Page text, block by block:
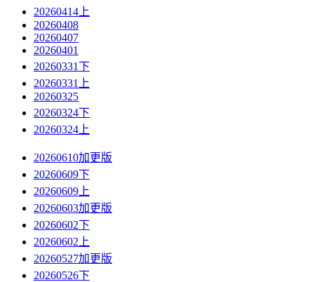
20260414上
20260408
20260407
20260401
20260331下
20260331上
20260325
20260324下
20260324上
20260610加更版
20260609下
20260609上
20260603加更版
20260602下
20260602上
20260527加更版
20260526下